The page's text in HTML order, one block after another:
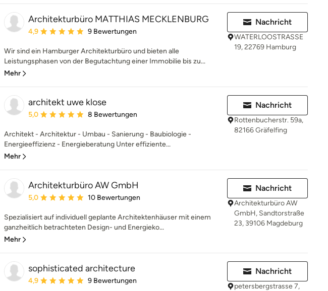
Architekturbüro MATTHIAS MECKLENBURG
Durchschnittliche Bewertung: 4.9 von 5 Sternen
4,9 9 Bewertungen
Wir sind ein Hamburger Architekturbüro und bieten alle
Leistungsphasen von der Begutachtung einer Immobilie bis zu...
Mehr
Nachricht
WATERLOOSTRASSE
19, 22769 Hamburg
architekt uwe klose
Durchschnittliche Bewertung: 5 von 5 Sternen
5,0 8 Bewertungen
Architekt - Architektur - Umbau - Sanierung - Baubiologie -
Energieeffizienz - Energieberatung Unter effiziente...
Mehr
Nachricht
Rottenbucherstr. 59a,
82166 Gräfelfing
Architekturbüro AW GmbH
Durchschnittliche Bewertung: 5 von 5 Sternen
5,0 10 Bewertungen
Spezialisiert auf individuell geplante Architektenhäuser mit einem
ganzheitlich betrachteten Design- und Energieko...
Mehr
Nachricht
Architekturbüro AW
GmbH, Sandtorstraße
23, 39106 Magdeburg
sophisticated architecture
Durchschnittliche Bewertung: 4.9 von 5 Sternen
4,9 9 Bewertungen
Nachricht
petersbergstrasse 7,